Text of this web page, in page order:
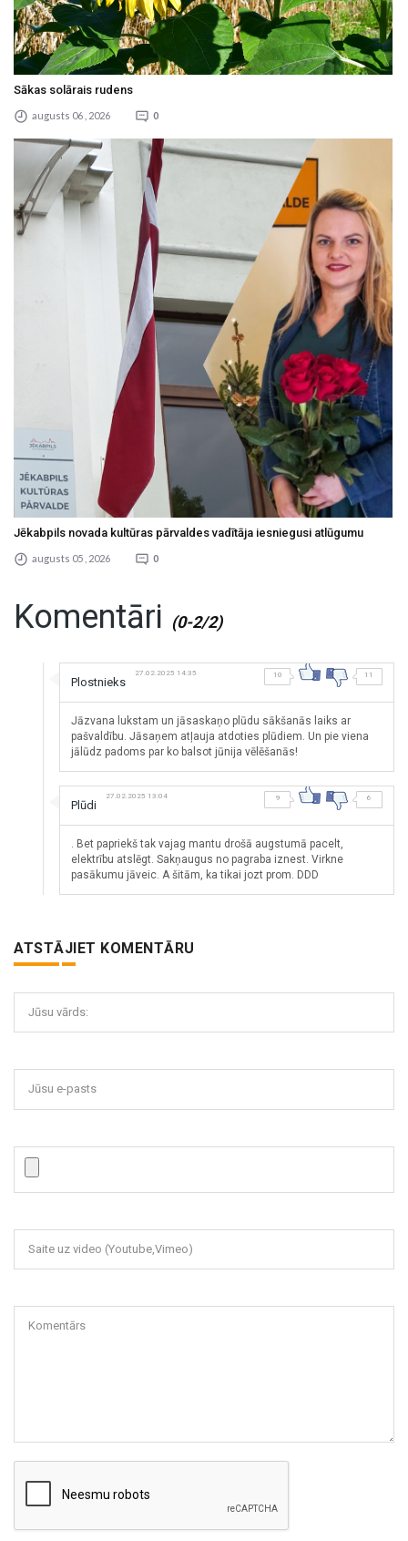
Sākas solārais rudens
augusts 06 , 2026 0
Jēkabpils novada kultūras pārvaldes vadītāja iesniegusi atlūgumu
augusts 05 , 2026 0
Komentāri (0-2/2)
Plostnieks
27.02.2025 14:35 10 11
Jāzvana lukstam un jāsaskaņo plūdu sākšanās laiks ar
pašvaldību. Jāsaņem atļauja atdoties plūdiem. Un pie viena
jālūdz padoms par ko balsot jūnija vēlēšanās!
Plūdi
27.02.2025 13:04 9 6
. Bet papriekš tak vajag mantu drošā augstumā pacelt,
elektrību atslēgt. Sakņaugus no pagraba iznest. Virkne
pasākumu jāveic. A šitām, ka tikai jozt prom. DDD
ATSTĀJIET KOMENTĀRU
Jūsu vārds:
Jūsu e-pasts
Saite uz video (Youtube,Vimeo)
Komentārs